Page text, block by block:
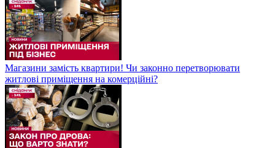
Магазини замість квартири! Чи законно перетворювати
житлові приміщення на комерційні?